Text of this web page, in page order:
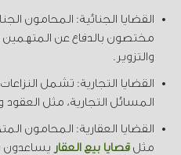
القضايا الجنائية:
مختصون بالدفاع عن المتهمين
والتزوير.
القضايا التجارية: تشمل
المسائل التجارية، مثل العقود
القضايا العقارية: المحامون
مثلقضايا بيع العقار يساعدون